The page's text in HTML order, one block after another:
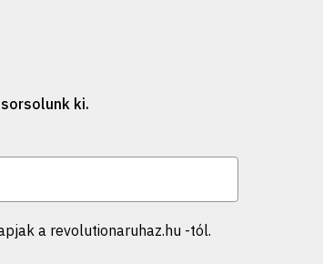
ki.
a revolutionaruhaz.hu -tól.